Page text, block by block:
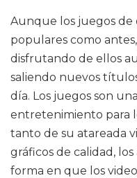
Aunque los juegos
populares como
disfrutando de ellos
saliendo nuevos
día. Los juegos son
entretenimiento para
tanto de su atareada
gráficos de calidad,
forma en que los